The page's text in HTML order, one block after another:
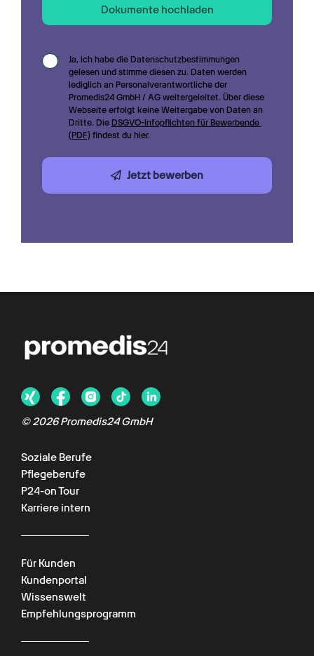
Dokumente hochladen
Ja, ich habe die Datenschutzbestimmungen
gelesen und stimme diesen zu. Daten werden
lediglich an Personalverantwortliche der
Promedis24 GmbH / AG weitergeleitet. Über diese
Webseite erfolgt keine Weitergabe von Daten an
Dritte. Die DSGVO-Infopflichten für Bewerbende
(PDF) findest du hier.
Jetzt bewerben
©2026Promedis24 GmbH
Soziale Berufe
Pflegeberufe
P24-on Tour
Karriere intern
Für Kunden
Kundenportal
Wissenswelt
Empfehlungsprogramm